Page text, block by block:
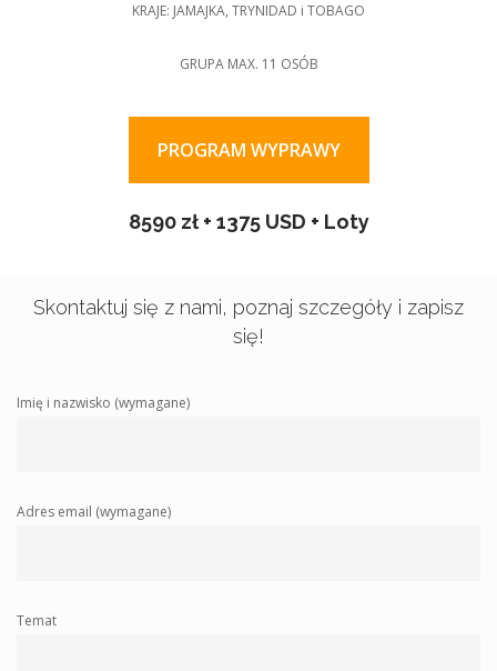
KRAJE: JAMAJKA, TRYNIDAD i TOBAGO
GRUPA MAX. 11 OSÓB
PROGRAM WYPRAWY
8590 zł + 1375 USD + Loty
Skontaktuj się z nami, poznaj szczegóły i zapisz
się!
Imię i nazwisko (wymagane)
Adres email (wymagane)
Temat